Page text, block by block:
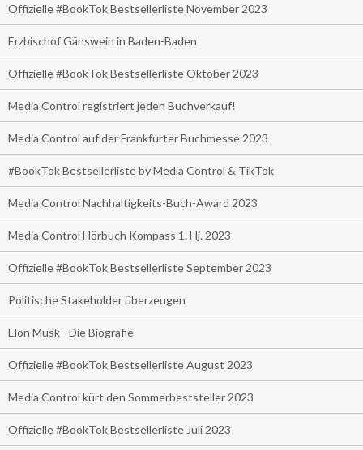
Offizielle #BookTok Bestsellerliste November 2023
Erzbischof Gänswein in Baden-Baden
Offizielle #BookTok Bestsellerliste Oktober 2023
Media Control registriert jeden Buchverkauf!
Media Control auf der Frankfurter Buchmesse 2023
#BookTok Bestsellerliste by Media Control & TikTok
Media Control Nachhaltigkeits-Buch-Award 2023
Media Control Hörbuch Kompass 1. Hj. 2023
Offizielle #BookTok Bestsellerliste September 2023
Politische Stakeholder überzeugen
Elon Musk - Die Biografie
Offizielle #BookTok Bestsellerliste August 2023
Media Control kürt den Sommerbeststeller 2023
Offizielle #BookTok Bestsellerliste Juli 2023